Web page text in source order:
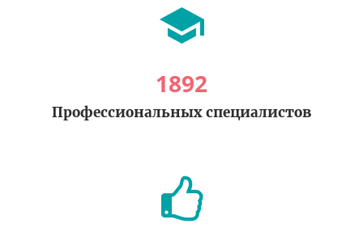
1892
Профессиональных специалистов